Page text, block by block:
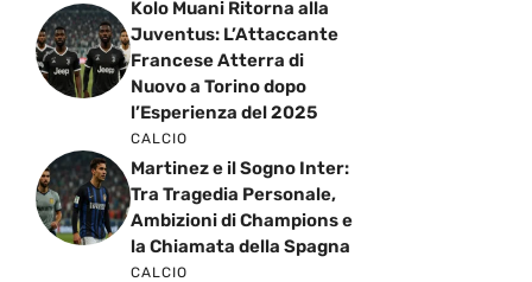
Kolo Muani Ritorna alla
Juventus: L’Attaccante
Francese Atterra di
Nuovo a Torino dopo
l’Esperienza del 2025
CALCIO
Martinez e il Sogno Inter:
Tra Tragedia Personale,
Ambizioni di Champions e
la Chiamata della Spagna
CALCIO